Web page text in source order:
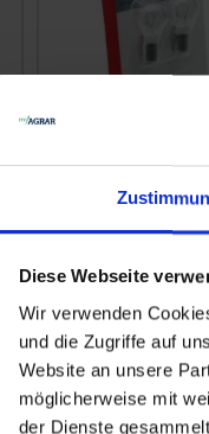
Diese Webseite
Wir verwenden
und die Zugriffe auf
Website an unsere
möglicherweise mit
der Dienste
Halogenlampe
IN DEN